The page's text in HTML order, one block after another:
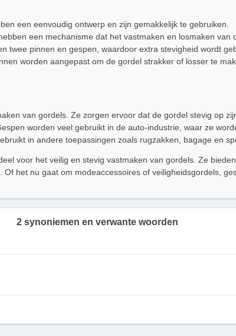
een eenvoudig ontwerp en zijn gemakkelijk te gebruiken.
een mechanisme dat het vastmaken en losmaken van
twee pinnen en gespen, waardoor extra stevigheid wordt
worden aangepast om de gordel strakker of losser te
van gordels. Ze zorgen ervoor dat de gordel stevig op
worden veel gebruikt in de auto-industrie, waar ze
in andere toepassingen zoals rugzakken, bagage en
voor het veilig en stevig vastmaken van gordels. Ze
het nu gaat om modeaccessoires of veiligheidsgordels,
2 synoniemen en verwante woorden